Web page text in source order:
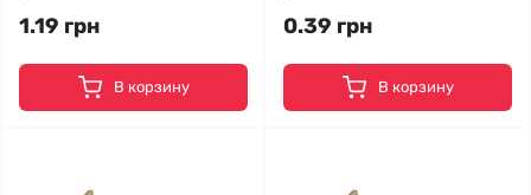
1.19 грн
В корзину
0.39 грн
В корзину